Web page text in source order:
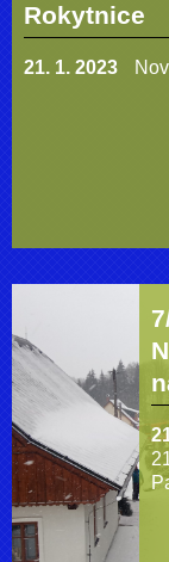
Rokytnice
21. 1. 2023